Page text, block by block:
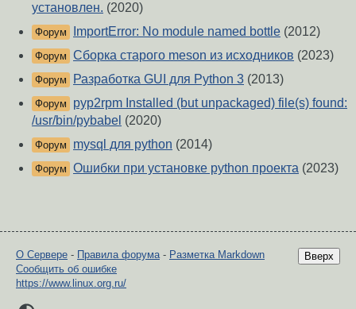
установлен. (2020)
Форум ImportError: No module named bottle (2012)
Форум Сборка старого meson из исходников (2023)
Форум Разработка GUI для Python 3 (2013)
Форум
pyp2rpm Installed (but unpackaged) file(s) found:
/usr/bin/pybabel (2020)
Форум mysql для python (2014)
Форум Ошибки при установке python проекта (2023)
Вверх
О Сервере - Правила форума- Разметка Markdown
Сообщить об ошибке
https://www.linux.org.ru/